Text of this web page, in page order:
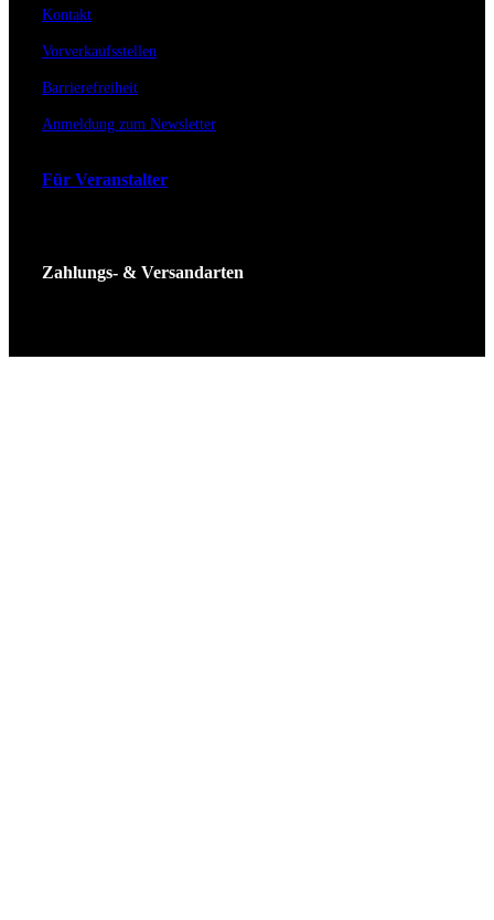
Kontakt
Vorverkaufsstellen
Barrierefreiheit
Anmeldung zum Newsletter
Für Veranstalter
Zahlungs- & Versandarten